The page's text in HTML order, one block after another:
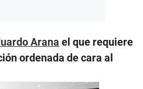
Arana el que requiere
ordenada de cara al